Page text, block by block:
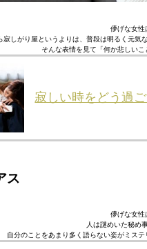
儚げな女性
寂しがり屋というよりは、普段は明るく元気
そんな表情を見て「何か悲しい
寂しい時をどう過
ス
儚げな女性
人は謎めいた秘め
自分のことをあまり多く語らない姿がミス